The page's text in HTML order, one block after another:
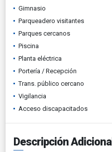
Gimnasio
Parqueadero visitantes
Parques cercanos
Piscina
Planta eléctrica
Portería / Recepción
Trans. público cercano
Vigilancia
Acceso discapacitados
Descripción Adicional